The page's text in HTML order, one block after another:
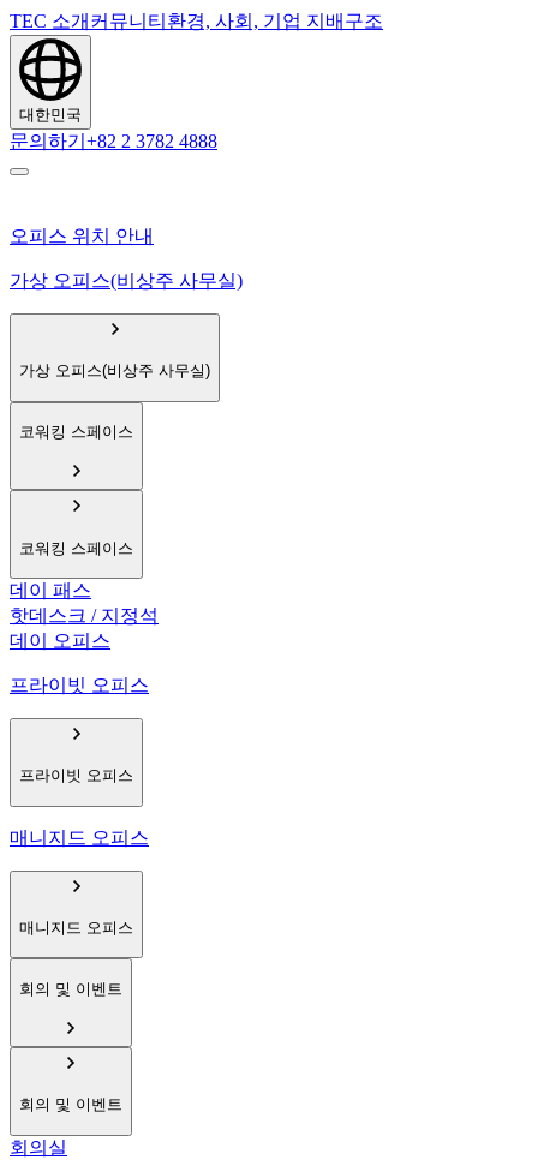
TEC 소개 커뮤니티 환경, 사회, 기업 지배구조
대한민국
문의하기 +82 2 3782 4888
오피스 위치 안내
가상 오피스(비상주 사무실)
가상 오피스(비상주 사무실)
코워킹 스페이스
코워킹 스페이스
데이 패스
핫데스크 / 지정석
데이 오피스
프라이빗 오피스
프라이빗 오피스
매니지드 오피스
매니지드 오피스
회의 및 이벤트
회의 및 이벤트
회의실